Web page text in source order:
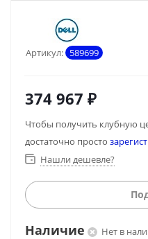
Артикул: 589699
374 967 ₽
Чтобы получить клубную
достаточно просто
Нашли дешевле?
Наличие Нет в